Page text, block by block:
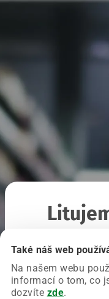
Také náš web
Na našem webu
informací o tom, co
dozvíte zde.
Chyba nastala
Zkuste prosím